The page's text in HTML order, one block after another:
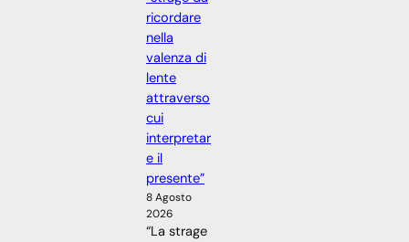
ricordare
nella
valenza di
lente
attraverso
cui
interpretar
e il
presente”
8 Agosto
2026
“La strage